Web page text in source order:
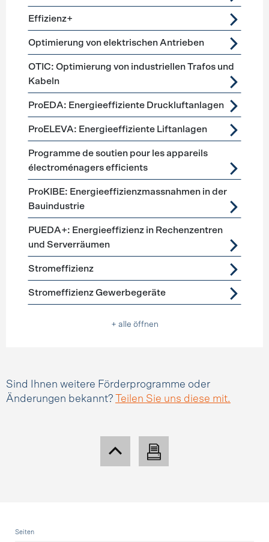
Effizienz+
Optimierung von elektrischen Antrieben
OTIC: Optimierung von industriellen Trafos und
Kabeln
ProEDA: Energieeffiziente Druckluftanlagen
ProELEVA: Energieeffiziente Liftanlagen
Programme de soutien pour les appareils
électroménagers efficients
ProKIBE: Energieeffizienzmassnahmen in der
Bauindustrie
PUEDA+: Energieeffizienz in Rechenzentren
und Serverräumen
Stromeffizienz
Stromeffizienz Gewerbegeräte
+ alle öffnen
Sind Ihnen weitere Förderprogramme oder
Änderungen bekannt?
Teilen Sie uns diese mit.
Fusszeile
Seiten